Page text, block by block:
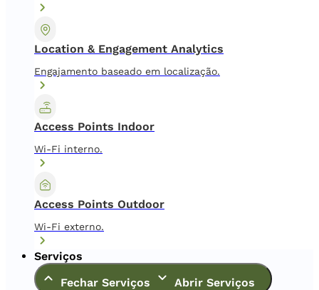
Location & Engagement Analytics
Engajamento baseado em localização.
Access Points Indoor
Wi-Fi interno.
Access Points Outdoor
Wi-Fi externo.
Serviços
Fechar Serviços
Abrir Serviços